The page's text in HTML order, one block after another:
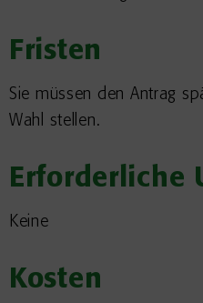
Fristen
Sie müssen den Antrag
Wahl stellen.
Erforderliche
Keine
Kosten